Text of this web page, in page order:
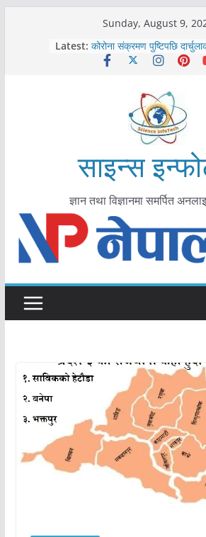
Sunday, August 9,
Latest:
काभ्रेपलाञ्चोकमा आयुर्वेद
आकर्षण बढ्दै
कोरोना संक्रमण पुष्टिपछि
मकवानपुरमा खोरेत रोग विरुद्धको
आयुर्वेद चिकित्सा प्रणालीको
मुख्यमन्त्री शाह
साइन्स
ज्ञान तथा विज्ञानमा समर्पित